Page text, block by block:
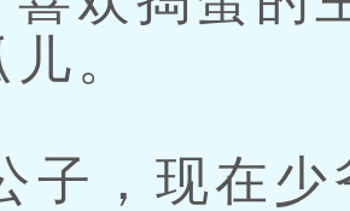
。
，现在少